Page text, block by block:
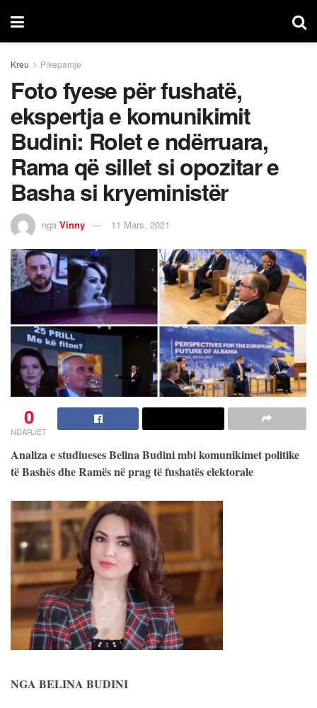
Kreu Pikepamje
Foto fyese për fushatë,
ekspertja e komunikimit
Budini: Rolet e ndërruara,
Rama që sillet si opozitar e
Basha si kryeministër
nga Vinny 11 Mars, 2021
0
NDARJET
Analiza e studiueses Belina Budini mbi komunikimet politike
të Bashës dhe Ramës në prag të fushatës elektorale
NGA BELINA BUDINI